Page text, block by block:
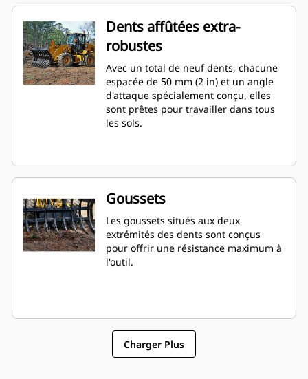
Dents affûtées extra-
robustes
Avec un total de neuf dents, chacune
espacée de 50 mm (2 in) et un angle
d'attaque spécialement conçu, elles
sont prêtes pour travailler dans tous
les sols.
Goussets
Les goussets situés aux deux
extrémités des dents sont conçus
pour offrir une résistance maximum à
l'outil.
Charger Plus